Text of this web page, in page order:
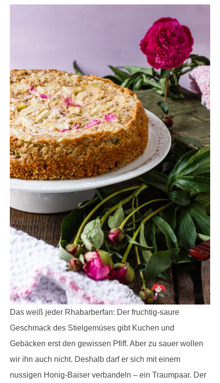
Das weiß jeder Rhabarberfan: Der fruchtig-saure
Geschmack des Stielgemüses gibt Kuchen und
Gebäcken erst den gewissen Pfiff. Aber zu sauer wollen
wir ihn auch nicht. Deshalb darf er sich mit einem
nussigen Honig-Baiser verbandeln – ein Traumpaar. Der